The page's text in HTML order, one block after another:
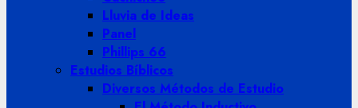
Lluvia de Ideas
Panel
Phillips 66
Estudios Bíblicos
Diversos Métodos de Estudio